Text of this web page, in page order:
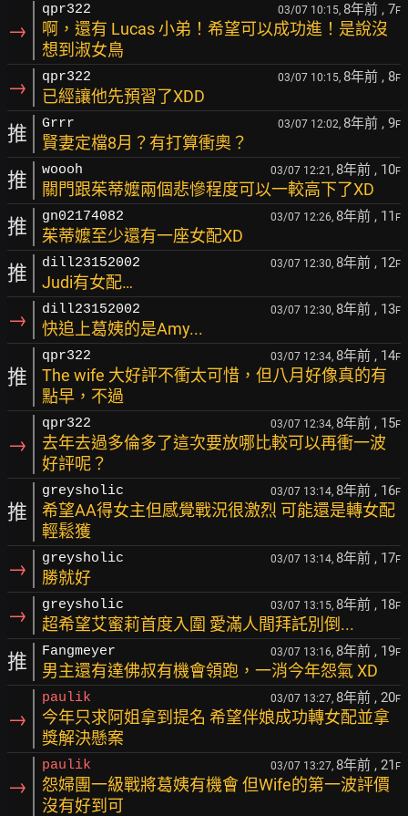
→
qpr322 03/07 10:15, 8年前 , 7F
啊，還有 Lucas 小弟！希望可以成功進！是說沒
想到淑女鳥
→ qpr322 03/07 10:15, 8年前 , 8F
已經讓他先預習了XDD
推 Grrr 03/07 12:02, 8年前 , 9F
賢妻定檔8月？有打算衝奧？
推 woooh 03/07 12:21, 8年前 , 10F
關門跟茱蒂嬤兩個悲慘程度可以一較高下了XD
推 gn02174082 03/07 12:26, 8年前 , 11 F
茱蒂嬤至少還有一座女配XD
推 dill23152002 03/07 12:30, 8年前 , 12F
Judi有女配…
→ dill23152002 03/07 12:30, 8年前 , 13F
快追上葛姨的是Amy...
推
qpr322 03/07 12:34, 8年前 , 14F
The wife 大好評不衝太可惜，但八月好像真的有
點早，不過
→
qpr322 03/07 12:34, 8年前 , 15F
去年去過多倫多了這次要放哪比較可以再衝一波
好評呢？
推
greysholic 03/07 13:14, 8年前 , 16F
希望AA得女主但感覺戰況很激烈 可能還是轉女配
輕鬆獲
→ greysholic 03/07 13:14, 8年前 , 17F
勝就好
→ greysholic 03/07 13:15, 8年前 , 18F
超希望艾蜜莉首度入圍 愛滿人間拜託別倒...
推 Fangmeyer 03/07 13:16, 8年前 , 19F
男主還有達佛叔有機會領跑，一消今年怨氣 XD
→
paulik 03/07 13:27, 8年前 , 20F
今年只求阿姐拿到提名 希望伴娘成功轉女配並拿
獎解決懸案
→
paulik 03/07 13:27, 8年前 , 21 F
怨婦團一級戰將葛姨有機會 但Wife的第一波評價
沒有好到可